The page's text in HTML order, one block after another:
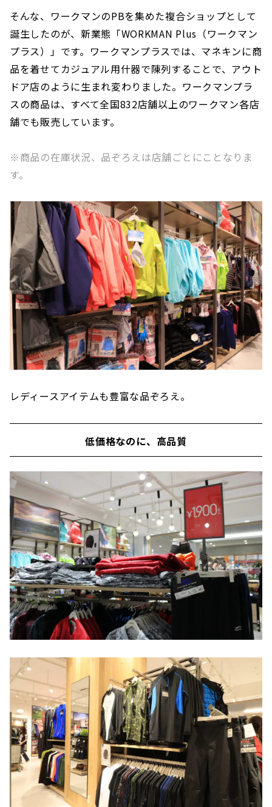
そんな、ワークマンのPBを集めた複合ショップとして
誕生したのが、新業態「WORKMAN Plus（ワークマン
プラス）」です。ワークマンプラスでは、マネキンに商
品を着せてカジュアル用什器で陳列することで、アウト
ドア店のように生まれ変わりました。ワークマンプラ
スの商品は、すべて全国832店舗以上のワークマン各店
舗でも販売しています。
※商品の在庫状況、品ぞろえは店舗ごとにことなりま
す。
レディースアイテムも豊富な品ぞろえ。
低価格なのに、高品質